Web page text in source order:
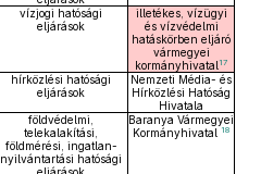
vízjogi hatósági
eljárások
illetékes, vízügyi
és vízvédelmi
hatáskörben eljáró
vármegyei
kormányhivatal 17
hírközlési hatósági
eljárások
Nemzeti Média- és
Hírközlési Hatóság
Hivatala
földvédelmi,
telekalakítási,
földmérési, ingatlan-
nyilvántartási hatósági
Baranya Vármegyei
Kormányhivatal 18